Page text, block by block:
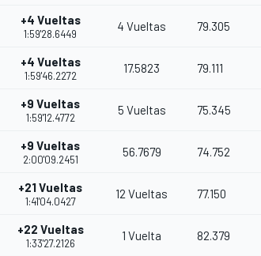
+4 Vueltas
1:59'28.6449
4 Vueltas 79.305
+4 Vueltas
1:59'46.2272
17.5823 79.111
+9 Vueltas
1:59'12.4772
5 Vueltas 75.345
+9 Vueltas
2:00'09.2451
56.7679 74.752
+21 Vueltas
1:41'04.0427
12 Vueltas 77.150
+22 Vueltas
1:33'27.2126
1 Vuelta 82.379